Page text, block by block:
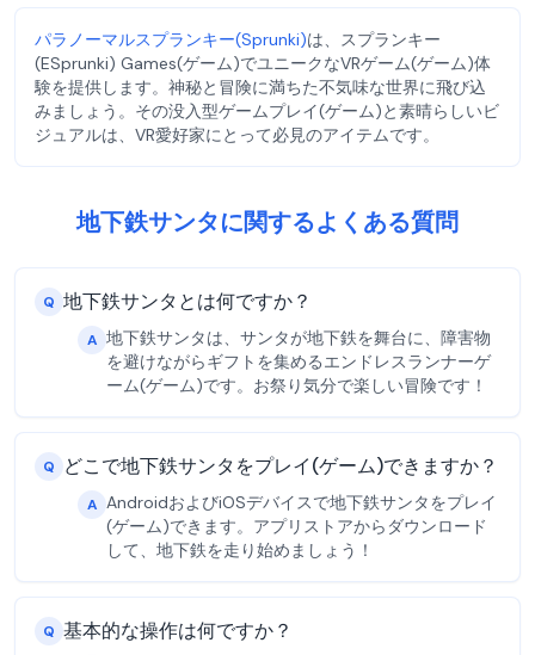
パラノーマルスプランキー(Sprunki)は、スプランキー
(ESprunki) Games(ゲーム)でユニークなVRゲーム(ゲーム)体
験を提供します。神秘と冒険に満ちた不気味な世界に飛び込
みましょう。その没入型ゲームプレイ(ゲーム)と素晴らしいビ
ジュアルは、VR愛好家にとって必見のアイテムです。
地下鉄サンタに関するよくある質問
Q 地下鉄サンタとは何ですか？
A 地下鉄サンタは、サンタが地下鉄を舞台に、障害物
を避けながらギフトを集めるエンドレスランナーゲ
ーム(ゲーム)です。お祭り気分で楽しい冒険です！
Q どこで地下鉄サンタをプレイ(ゲーム)できますか？
A AndroidおよびiOSデバイスで地下鉄サンタをプレイ
(ゲーム)できます。アプリストアからダウンロード
して、地下鉄を走り始めましょう！
Q 基本的な操作は何ですか？